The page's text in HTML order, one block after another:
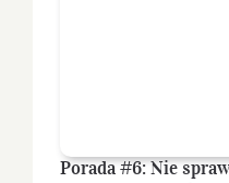
Porada #6: Nie